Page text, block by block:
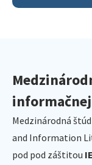
Medzinárodná
and Information
pod pod záštitou